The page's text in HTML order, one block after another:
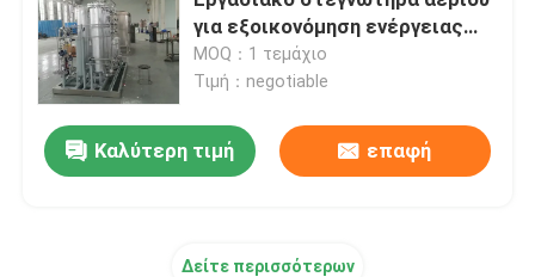
Γεννήτρια αζώτου μεμβράνης
Συσκευή γεννήσεως οξυγόνου για ιατρική χρήση
για εξοικονόμηση ενέργειας
από ήλιο
MOQ：1 τεμάχιο
Τιμή：negotiable
Καλύτερη τιμή επαφή
Δείτε περισσότερων